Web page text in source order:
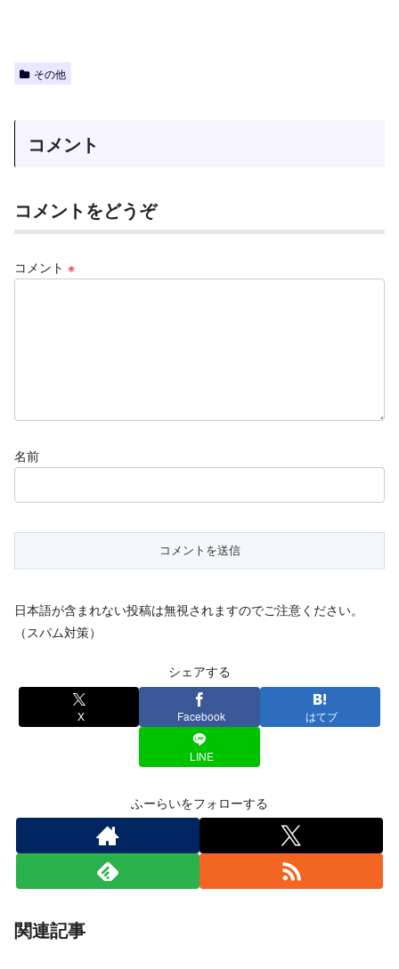
その他
コメント
コメントをどうぞ
コメント ※
名前
日本語が含まれない投稿は無視されますのでご注意ください。
（スパム対策）
シェアする
X Facebook はてブ
LINE
ふーらいをフォローする
関連記事